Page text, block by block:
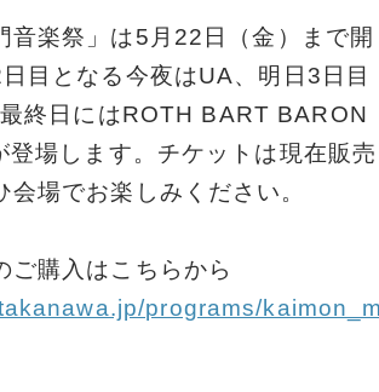
音楽祭」は5月22日（金）まで開
目となる今夜はUA、明日3日目
終日にはROTH BART BARON
登場します。チケットは現在販売
会場でお楽しみください。
ご購入はこちらから
programs/